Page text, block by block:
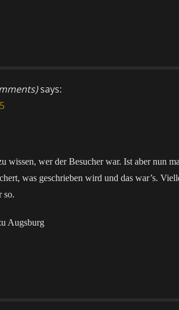
says:
wissen, wer der Besucher war. Ist aber nun
was geschrieben wird und das war’s.
so.
Augsburg